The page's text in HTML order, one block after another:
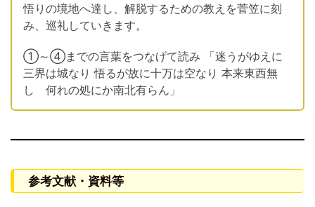
悟りの境地へ達し、解脱するための教えを菅笠に刻
み、巡礼していきます。
①～④までの言葉をつなげて読み 「迷うがゆえに
三界は城なり 悟るが故に十万は空なり 本来東西無
し 何れの処にか南北有らん」
参考文献・資料等